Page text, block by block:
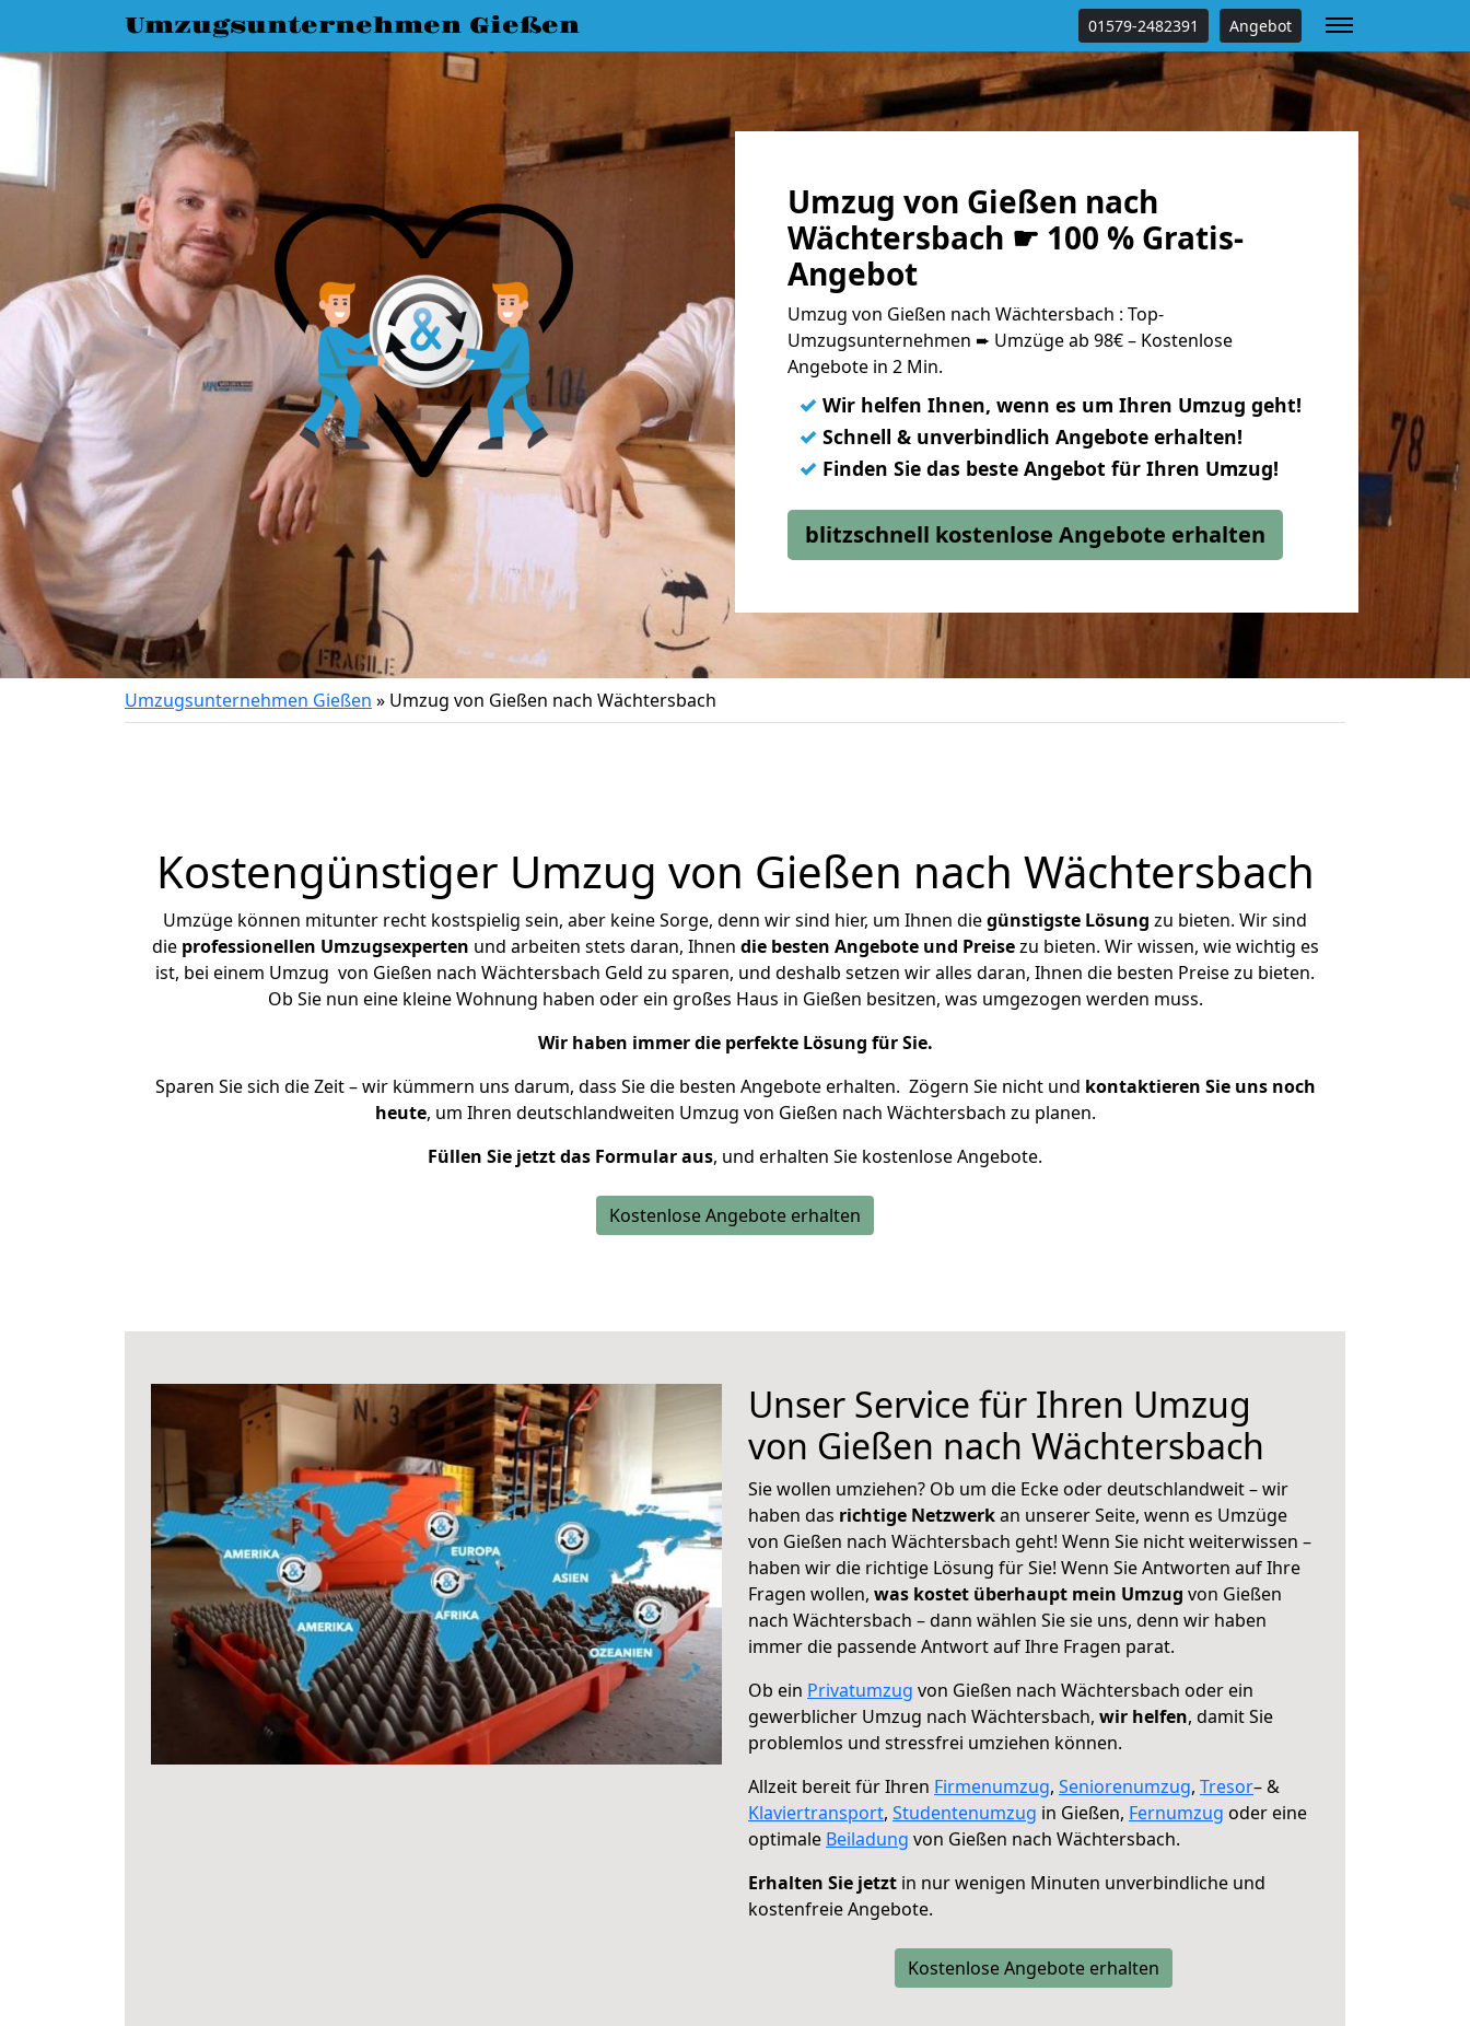
Umzugsunternehmen Gießen 01579-2482391 Angebot
Umzug von Gießen nach
Wächtersbach ☛ 100 % Gratis-
Angebot
Umzug von Gießen nach Wächtersbach : Top-
Umzugsunternehmen ➨ Umzüge ab 98€ – Kostenlose
Angebote in 2 Min.
✓ Wir helfen Ihnen, wenn es um Ihren Umzug geht!
✓ Schnell & unverbindlich Angebote erhalten!
✓ Finden Sie das beste Angebot für Ihren Umzug!
blitzschnell kostenlose Angebote erhalten
Umzugsunternehmen Gießen » Umzug von Gießen nach Wächtersbach
Kostengünstiger Umzug von Gießen nach Wächtersbach
Umzüge können mitunter recht kostspielig sein, aber keine Sorge, denn wir sind hier, um Ihnen diegünstigste Lösung zu bieten. Wir sind
die professionellen Umzugsexperten und arbeiten stets daran, Ihnen die besten Angebote und Preisezu bieten. Wir wissen, wie wichtig es
ist, bei einem Umzug von Gießen nach Wächtersbach Geld zu sparen, und deshalb setzen wir alles daran, Ihnen die besten Preise zu bieten.
Ob Sie nun eine kleine Wohnung haben oder ein großes Haus in Gießen besitzen, was umgezogen werden muss.
Wir haben immer die perfekte Lösung für Sie.
Sparen Sie sich die Zeit – wir kümmern uns darum, dass Sie die besten Angebote erhalten. Zögern Sie nicht und kontaktieren Sie uns noch
heute, um Ihren deutschlandweiten Umzug von Gießen nach Wächtersbach zu planen.
Füllen Sie jetzt das Formular aus, und erhalten Sie kostenlose Angebote.
Kostenlose Angebote erhalten
Unser Service für Ihren Umzug
von Gießen nach Wächtersbach
Sie wollen umziehen? Ob um die Ecke oder deutschlandweit – wir
haben das richtige Netzwerkan unserer Seite, wenn es Umzüge
von Gießen nach Wächtersbach geht! Wenn Sie nicht weiterwissen –
haben wir die richtige Lösung für Sie! Wenn Sie Antworten auf Ihre
Fragen wollen, was kostet überhaupt mein Umzug von Gießen
nach Wächtersbach – dann wählen Sie sie uns, denn wir haben
immer die passende Antwort auf Ihre Fragen parat.
Ob ein Privatumzug von Gießen nach Wächtersbach oder ein
gewerblicher Umzug nach Wächtersbach, wir helfen, damit Sie
problemlos und stressfrei umziehen können.
Allzeit bereit für Ihren Firmenumzug, Seniorenumzug, Tresor– &
Klaviertransport, Studentenumzug in Gießen, Fernumzug oder eine
optimale Beiladung von Gießen nach Wächtersbach.
Erhalten Sie jetzt in nur wenigen Minuten unverbindliche und
kostenfreie Angebote.
Kostenlose Angebote erhalten